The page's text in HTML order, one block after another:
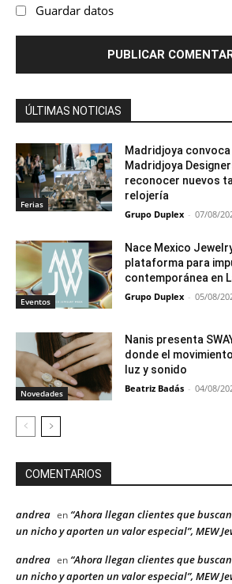
Guardar datos
ÚLTIMAS NOTICIAS
Ferias
Madridjoya
Madridjoya
reconocer nuevos
relojería
Grupo Duplex - 07/08/
Eventos
Nace Mexico
plataforma para
contemporánea en
Grupo Duplex - 05/08/
Novedades
Nanis presenta
donde el
luz y sonido
Beatriz Badás - 04/08/
COMENTARIOS
andrea en “Ahora llegan clientes que
un nicho y aporten un valor especial”, MEW
andrea en “Ahora llegan clientes que
un nicho y aporten un valor especial”, MEW